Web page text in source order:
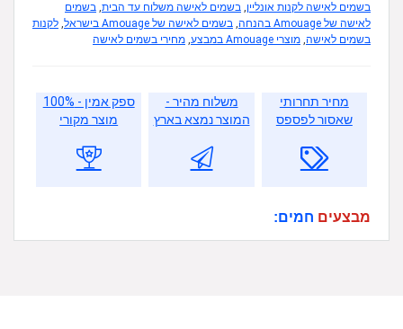
בשמים לאישה לקנות אונליין, בשמים לאישה משלוח עד הבית, בשמים
לאישה של Amouage בהנחה
, בשמים לאישה של Amouage בישראל , לקנות
בשמים לאישה, מוצרי Amouage במבצע , מחירי בשמים לאישה
מחיר תחרותי
שאסור לפספס
משלוח מהיר -
המוצר נמצא בארץ
ספק אמין - 100%
מוצר מקורי
מבצעים חמים: